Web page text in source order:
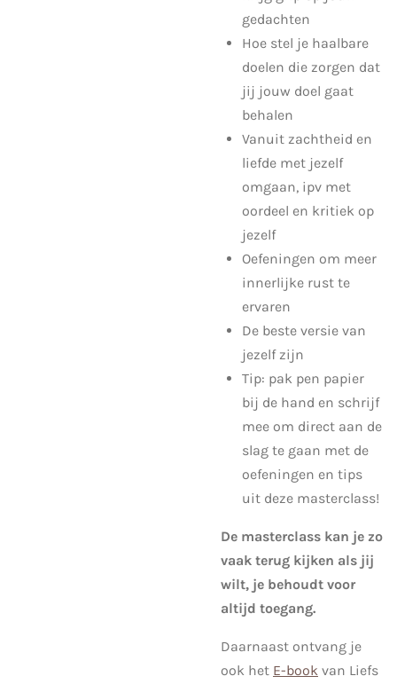
gedachten
Hoe stel je haalbare
doelen die zorgen dat
jij jouw doel gaat
behalen
Vanuit zachtheid en
liefde met jezelf
omgaan, ipv met
oordeel en kritiek op
jezelf
Oefeningen om meer
innerlijke rust te
ervaren
De beste versie van
jezelf zijn
Tip: pak pen papier
bij de hand en schrijf
mee om direct aan de
slag te gaan met de
oefeningen en tips
uit deze masterclass!
De masterclass kan je zo
vaak terug kijken als jij
wilt, je behoudt voor
altijd toegang.
Daarnaast ontvang je
ook het E-book van Liefs